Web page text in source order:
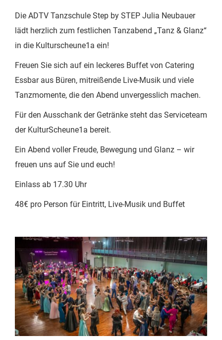
Die ADTV Tanzschule Step by STEP Julia Neubauer
lädt herzlich zum festlichen Tanzabend „Tanz & Glanz“
in die Kulturscheune1a ein!
Freuen Sie sich auf ein leckeres Buffet von Catering
Essbar aus Büren, mitreißende Live-Musik und viele
Tanzmomente, die den Abend unvergesslich machen.
Für den Ausschank der Getränke steht das Serviceteam
der KulturScheune1a bereit.
Ein Abend voller Freude, Bewegung und Glanz – wir
freuen uns auf Sie und euch!
Einlass ab 17.30 Uhr
48€ pro Person für Eintritt, Live-Musik und Buffet